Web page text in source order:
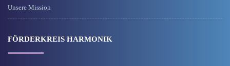
Unsere Mission
FÖRDERKREIS HARMONIK